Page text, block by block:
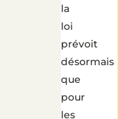
la
loi
prévoit
désormais
que
pour
les